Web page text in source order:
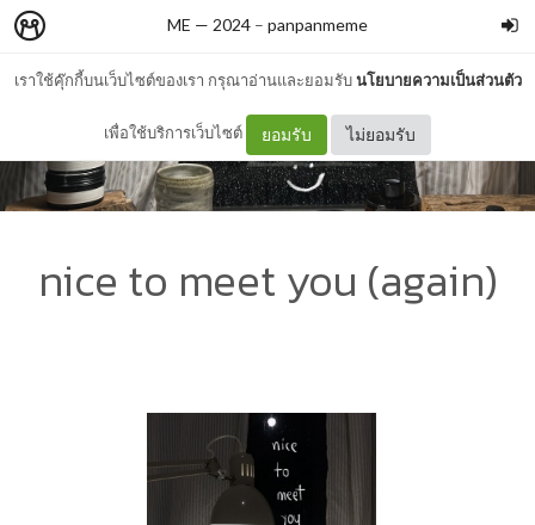
เราใช้คุ๊กกี้บนเว็บไซต์ของเรา กรุณาอ่านและยอมรับนโยบายความเป็นส่วนตัว
เพื่อใช้บริการเว็บไซต์ ยอมรับ ไม่ยอมรับ
ME — 2024 – panpanmeme
nice to meet you (again)